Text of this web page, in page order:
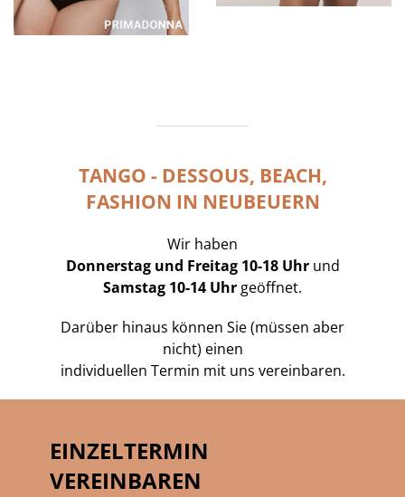
TANGO - DESSOUS, BEACH,
FASHION IN NEUBEUERN
Wir haben
Donnerstag und Freitag 10-18 Uhrund
Samstag 10-14 Uhr geöffnet.
Darüber hinaus können Sie (müssen aber
nicht) einen
individuellen Termin mit uns vereinbaren.
EINZELTERMIN
VEREINBAREN